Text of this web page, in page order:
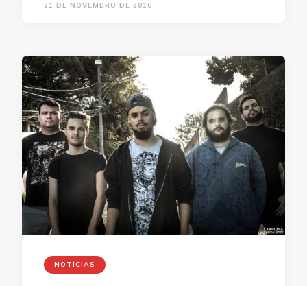
21 DE NOVEMBRO DE 2016
NOTÍCIAS